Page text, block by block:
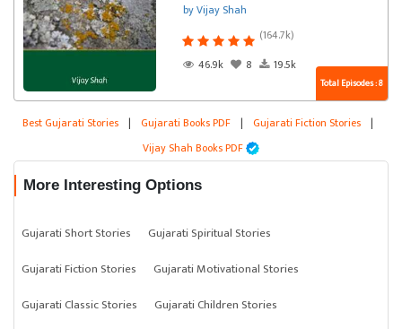
by Vijay Shah
(164.7k)
46.9k
8 19.5k
Total Episodes : 8
Best Gujarati Stories | Gujarati Books PDF | Gujarati Fiction Stories |
Vijay Shah Books PDF
More Interesting Options
Gujarati Short Stories
Gujarati Spiritual Stories
Gujarati Fiction Stories
Gujarati Motivational Stories
Gujarati Classic Stories
Gujarati Children Stories